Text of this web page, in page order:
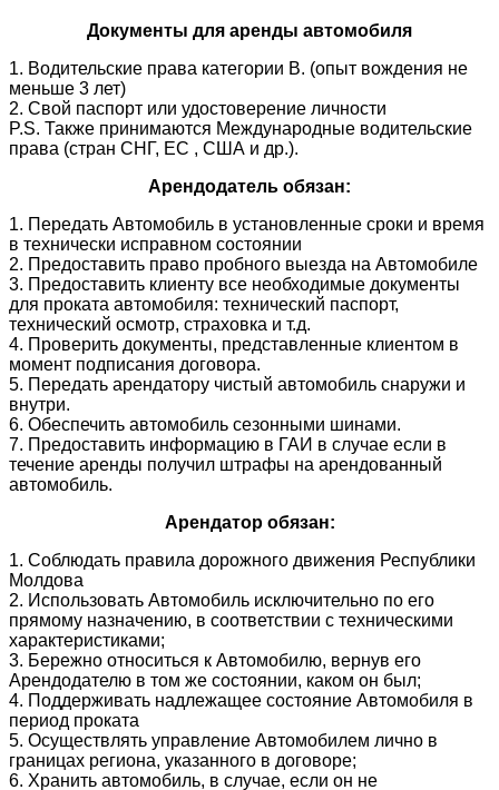
Документы для аренды автомобиля
1. Водительские права категории B. (опыт вождения не
меньше 3 лет)
2. Свой паспорт или удостоверение личности
P.S. Также принимаются Международные водительские
права (стран СНГ, ЕС , США и др.).
Арендодатель обязан:
1. Передать Автомобиль в установленные сроки и время
в технически исправном состоянии
2. Предоставить право пробного выезда на Автомобиле
3. Предоставить клиенту все необходимые документы
для проката автомобиля: технический паспорт,
технический осмотр, страховкa и т.д.
4. Проверить документы, представленные клиентом в
момент подписания договора.
5. Передать арендатору чистый автомобиль снаружи и
внутри.
6. Обеспечить автомобиль сезонными шинами.
7. Предоставить информацию в ГАИ в случае если в
течение аренды получил штрафы на арендованный
автомобиль.
Арендатор обязан:
1. Соблюдать правила дорожного движения Республики
Молдова
2. Использовать Автомобиль исключительно по его
прямому назначению, в соответствии с техническими
характеристиками;
3. Бережно относиться к Автомобилю, вернув его
Арендодателю в том же состоянии, каком он был;
4. Поддерживать надлежащее состояние Автомобиля в
период проката
5. Осуществлять управление Автомобилем лично в
границах региона, указанного в договоре;
6. Хранить автомобиль, в случае, если он не